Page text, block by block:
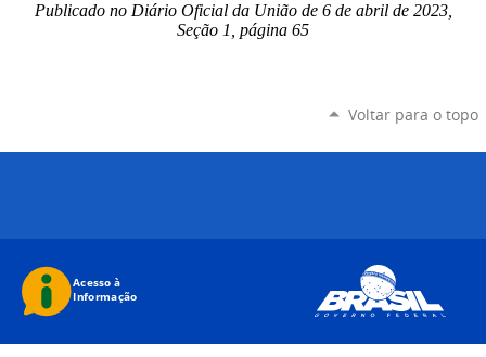
Publicado no Diário Oficial da União de 6 de abril de 2023,
Seção 1, página 65
Voltar para o topo